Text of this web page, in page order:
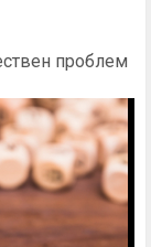
проблем